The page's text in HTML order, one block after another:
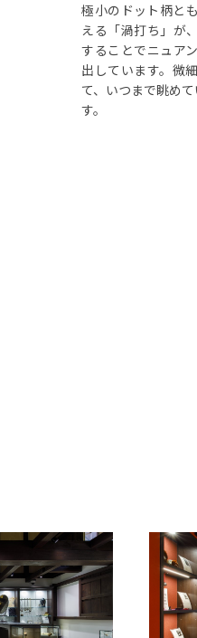
極小のドット柄と
える「渦打ち」が
することでニュア
出しています。微
て、いつまで眺め
す。